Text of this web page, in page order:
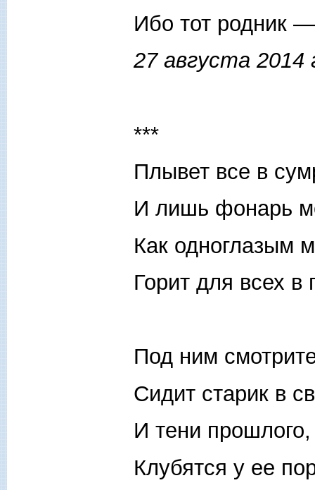
Ибо тот родник
27 августа 2014
***
Плывет все в
И лишь фонарь
Как одноглазым
Горит для всех в
Под ним
Сидит старик в
И тени
Клубятся у ее